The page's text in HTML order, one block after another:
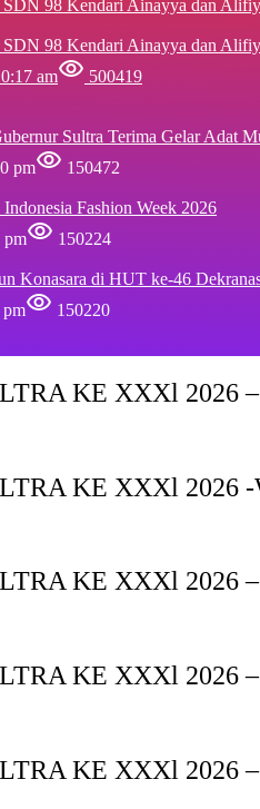
98 Kendari Ainayya dan
am 500419
Sultra Terima Gelar Adat
pm
150472
Fashion Week 2026
pm
150224
Konasara di HUT ke-46
pm 150220
KE XXXl 2026
KE XXXl 2026
KE XXXl 2026
KE XXXl 2026
KE XXXl 2026